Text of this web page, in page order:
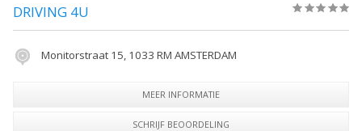
DRIVING 4U
Monitorstraat 15, 1033 RM AMSTERDAM
MEER INFORMATIE
SCHRIJF BEOORDELING